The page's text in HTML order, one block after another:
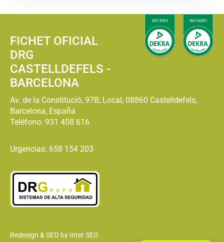
FICHET OFICIAL
DRG
CASTELLDEFELS -
BARCELONA
Av. de la Constitució, 97B, Local, 08860 Castelldefels,
Barcelona, España
Teléfono: 931 408 616
Urgencias: 658 154 203
Redesign & SEO by Inter SEO